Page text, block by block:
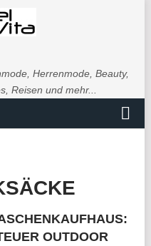
Herrenmode, Beauty,
Reisen und mehr...
OUTDOOR